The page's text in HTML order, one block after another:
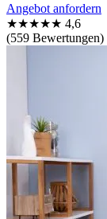
Angebot anfordern
★★★★★ 4,6
(559 Bewertungen)